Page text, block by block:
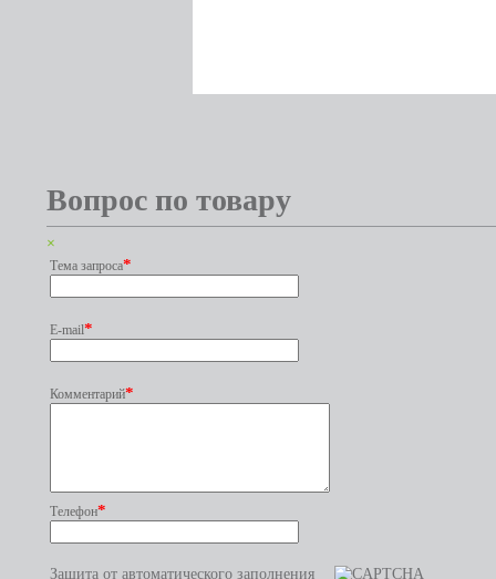
Вопрос по товару
×
Тема запроса*
E-mail*
Комментарий*
Телефон*
Защита от автоматического заполнения